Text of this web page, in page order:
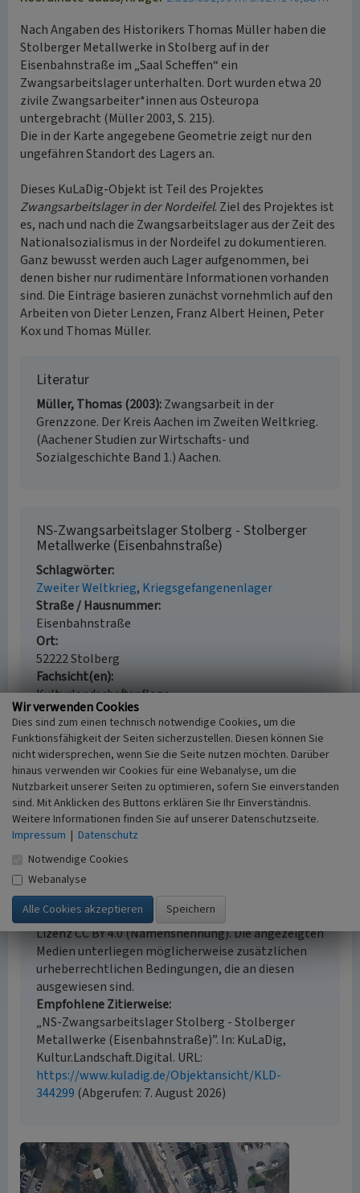
Nach Angaben des Historikers Thomas Müller haben die
Stolberger Metallwerke in Stolberg auf in der
Eisenbahnstraße im „Saal Scheffen“ ein
Zwangsarbeitslager unterhalten. Dort wurden etwa 20
zivile Zwangsarbeiter*innen aus Osteuropa
untergebracht (Müller 2003, S. 215).
Die in der Karte angegebene Geometrie zeigt nur den
ungefähren Standort des Lagers an.
Dieses KuLaDig-Objekt ist Teil des Projektes
Zwangsarbeitslager in der Nordeifel. Ziel des Projektes ist
es, nach und nach die Zwangsarbeitslager aus der Zeit des
Nationalsozialismus in der Nordeifel zu dokumentieren.
Ganz bewusst werden auch Lager aufgenommen, bei
denen bisher nur rudimentäre Informationen vorhanden
sind. Die Einträge basieren zunächst vornehmlich auf den
Arbeiten von Dieter Lenzen, Franz Albert Heinen, Peter
Kox und Thomas Müller.
Literatur
Müller, Thomas (2003) Zwangsarbeit in der
Grenzzone. Der Kreis Aachen im Zweiten Weltkrieg.
(Aachener Studien zur Wirtschafts- und
Sozialgeschichte Band 1.) Aachen.
NS-Zwangsarbeitslager Stolberg - Stolberger
Metallwerke (Eisenbahnstraße)
Schlagwörter
Zweiter Weltkrieg Kriegsgefangenenlager
Straße / Hausnummer
Eisenbahnstraße
Ort
52222 Stolberg
Fachsicht(en)
Kulturlandschaftspflege
Erfassungsmaßstab
i.d.R. 1:5.000 (größer als 1:20.000)
Erfassungsmethode
Literaturauswertung
Historischer Zeitraum
Beginn 1939, Ende 1945
Empfohlene Zitierweise
Urheberrechtlicher Hinweis
Der hier präsentierte Inhalt steht unter der freien
Lizenz CC BY 4.0 (Namensnennung). Die angezeigten
Medien unterliegen möglicherweise zusätzlichen
urheberrechtlichen Bedingungen, die an diesen
ausgewiesen sind.
Empfohlene Zitierweise
„NS-Zwangsarbeitslager Stolberg - Stolberger
Metallwerke (Eisenbahnstraße)”. In: KuLaDig,
Kultur.Landschaft.Digital. URL:
https://www.kuladig.de/Objektansicht/KLD-
344299 (Abgerufen: 7. August 2026)
Wir verwenden Cookies
Dies sind zum einen technisch notwendige Cookies, um die
Funktionsfähigkeit der Seiten sicherzustellen. Diesen können Sie
nicht widersprechen, wenn Sie die Seite nutzen möchten. Darüber
hinaus verwenden wir Cookies für eine Webanalyse, um die
Nutzbarkeit unserer Seiten zu optimieren, sofern Sie einverstanden
sind. Mit Anklicken des Buttons erklären Sie Ihr Einverständnis.
Weitere Informationen finden Sie auf unserer Datenschutzseite.
Impressum | Datenschutz
Notwendige Cookies
Webanalyse